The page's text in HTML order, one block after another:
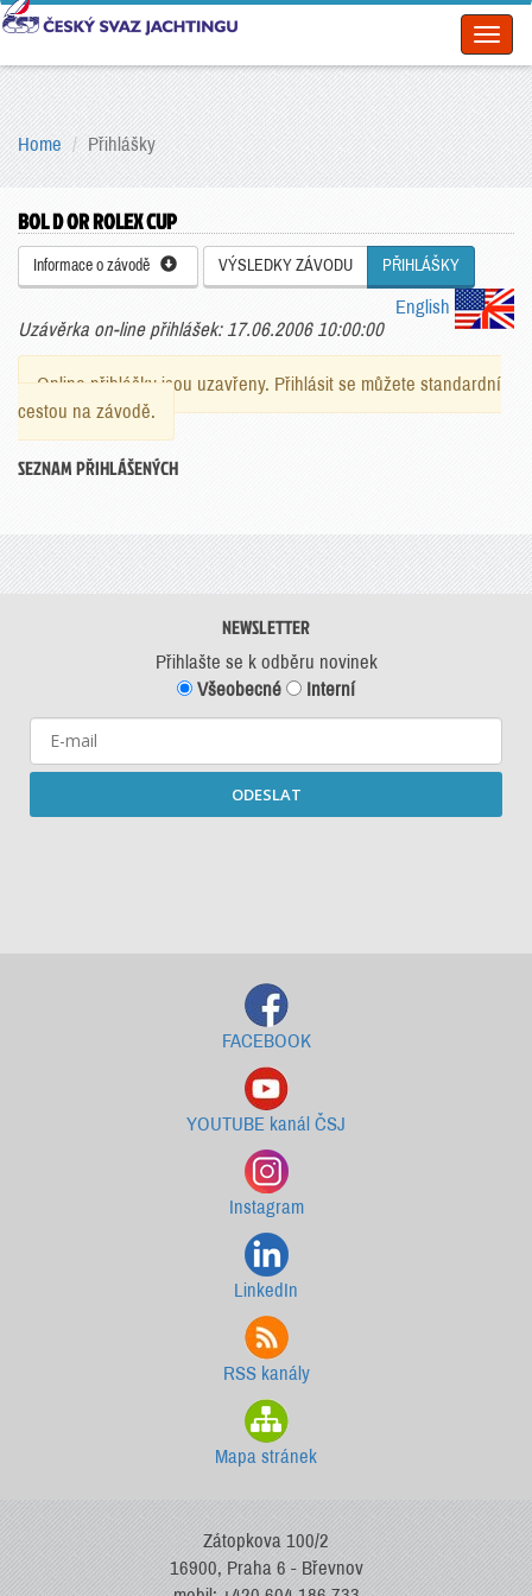
Home Přihlášky
BOL D OR ROLEX CUP
Informace o závodě VÝSLEDKY ZÁVODU PŘIHLÁŠKY
English
Uzávěrka on-line přihlášek: 17.06.2006 10:00:00
Online přihlášky jsou uzavřeny. Přihlásit se můžete standardní
cestou na závodě.
SEZNAM PŘIHLÁŠENÝCH
NEWSLETTER
Přihlašte se k odběru novinek
Všeobecné
Interní
ODESLAT
FACEBOOK
YOUTUBE kanál ČSJ
Instagram
LinkedIn
RSS kanály
Mapa stránek
Zátopkova 100/2
16900, Praha 6 - Břevnov